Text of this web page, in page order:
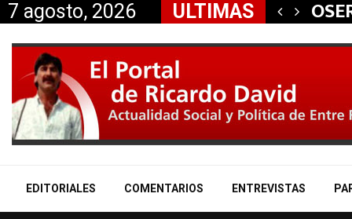
7 agosto, 2026 ULTIMAS La
EDITORIALES COMENTARIOS ENTREVISTAS